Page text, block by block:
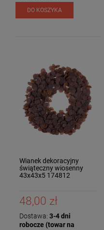
DO KOSZYKA
Wianek dekoracyjny
świąteczny wiosenny
43x43x5 174812
48,00 zł
Dostawa: 3-4 dni
robocze (towar na